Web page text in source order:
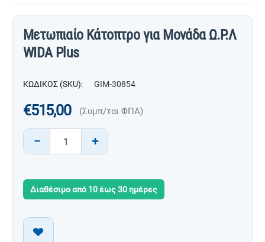
Μετωπιαίο Κάτοπτρο για Μονάδα Ω.Ρ.Λ
WIDA Plus
ΚΩΔΙΚΟΣ (SKU): GIM-30854
€515,00 (Συμπ/ται ΦΠΑ)
+
−
Διαθέσιμο από 10 έως 30 ημέρες